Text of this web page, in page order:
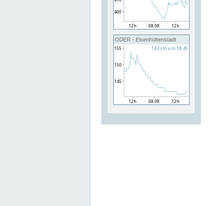
ODER - Eisenhüttenstadt